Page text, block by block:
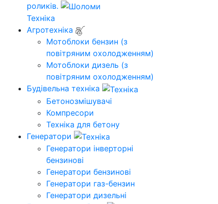
роликів.
Техніка
Агротехніка
Мотоблоки бензин (з
повітряним охолодженням)
Мотоблоки дизель (з
повітряним охолодженням)
Будівельна техніка
Бетонозмішувачі
Компресори
Техніка для бетону
Генератори
Генератори інверторні
бензинові
Генератори бензинові
Генератори газ-бензин
Генератори дизельні